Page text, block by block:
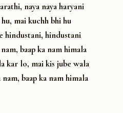
naya naya haryani
mai kuchh bhi hu
hindustani, hindustani
baap ka nam himala
kar lo, mai kis jube wala
baap ka nam himala